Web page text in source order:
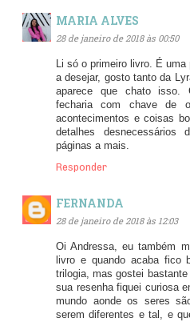
MARIA ALVES
28 de janeiro de 2018 às 00:50
Li só o primeiro livro. É
a desejar, gosto tanto da
aparece que chato isso.
fecharia com chave de
acontecimentos e coisas
detalhes
páginas a mais.
Responder
FERNANDA
28 de janeiro de 2018 às 12:03
Oi Andressa, eu também
livro e quando acaba fico
trilogia, mas gostei
sua resenha fiquei curiosa
mundo aonde os seres
serem diferentes e tal, e